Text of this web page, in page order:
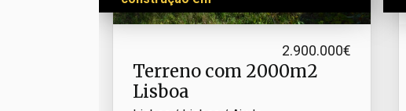
2.900.000€
Terreno com 2000m2
Lisboa